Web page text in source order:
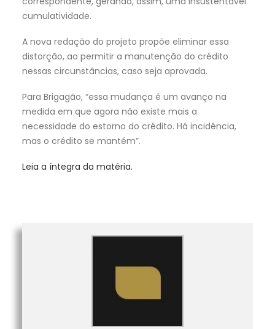
cumulatividade.
A nova redação do projeto propõe eliminar essa
distorção, ao permitir a manutenção do crédito
nessas circunstâncias, caso seja aprovada.
Para Brigagão, “essa mudança é um avanço na
medida em que agora não existe mais a
necessidade do estorno do crédito. Há incidência,
mas o crédito se mantém”.
Leia a íntegra da matéria.